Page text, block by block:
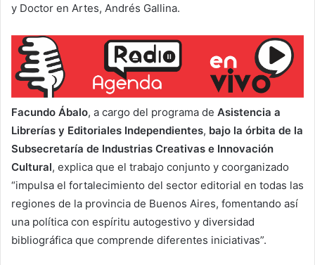
y Doctor en Artes, Andrés Gallina.
Facundo Ábalo, a cargo del programa de Asistencia a
Librerías y Editoriales Independientes, bajo la órbita de la
Subsecretaría de Industrias Creativas e Innovación
Cultural, explica que el trabajo conjunto y coorganizado
“impulsa el fortalecimiento del sector editorial en todas las
regiones de la provincia de Buenos Aires, fomentando así
una política con espíritu autogestivo y diversidad
bibliográfica que comprende diferentes iniciativas”.